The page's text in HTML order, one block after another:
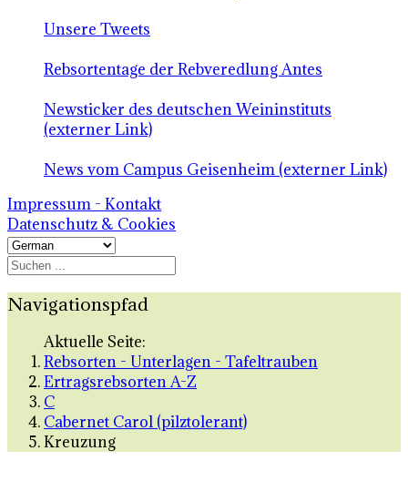
Unsere Tweets
Rebsortentage der Rebveredlung Antes
Newsticker des deutschen Weininstituts
(externer Link)
News vom Campus Geisenheim (externer Link)
Impressum - Kontakt
Datenschutz & Cookies
Navigationspfad
Aktuelle Seite:
Rebsorten - Unterlagen - Tafeltrauben
Ertragsrebsorten A-Z
C
Cabernet Carol (pilztolerant)
Kreuzung